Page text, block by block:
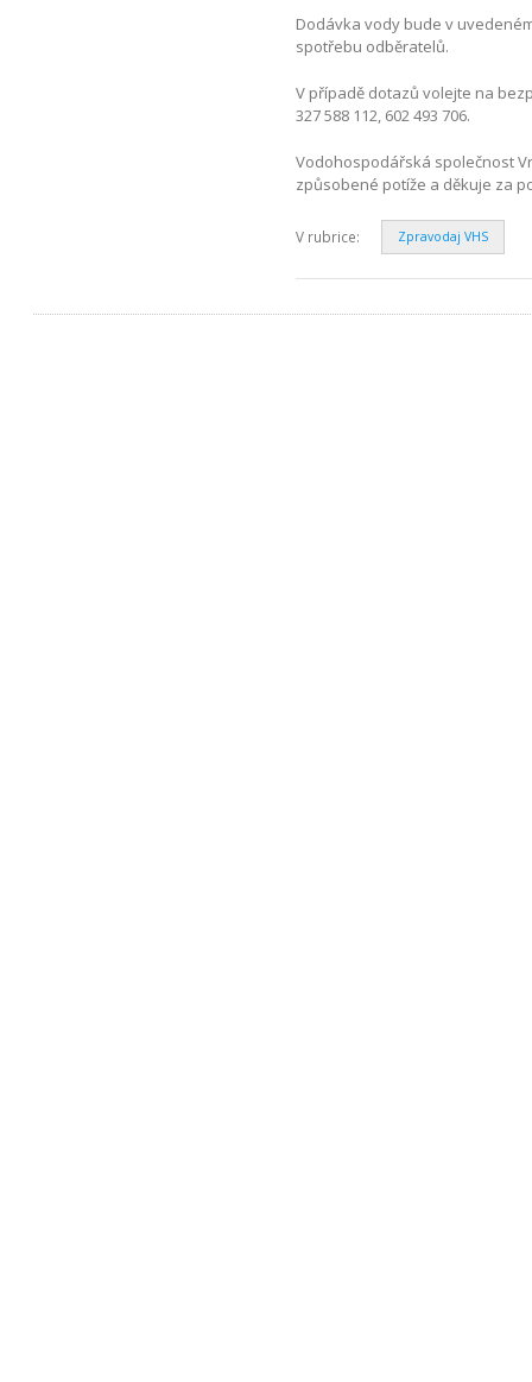
Dodávka vody bude v
spotřebu odběratelů.
V případě dotazů volejte na
327 588 112, 602 493 706.
Vodohospodářská společnost
způsobené potíže a děkuje za
V rubrice: Zpravodaj VHS